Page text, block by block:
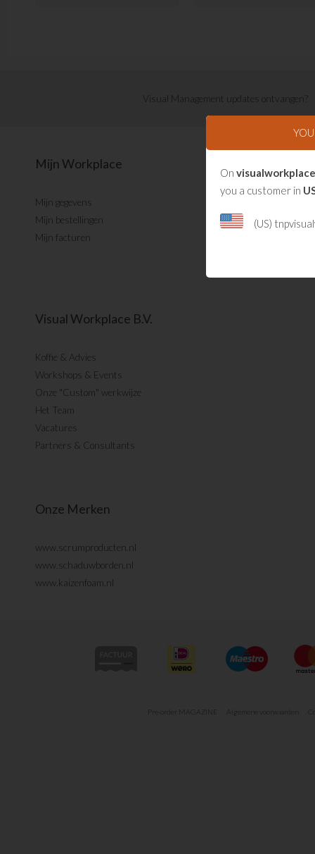
Visual Management updates ontvangen?
Mijn Workplace
Mijn gegevens
Mijn bestellingen
Mijn facturen
Visual Workplace B.V.
Koffie & Advies
Workshops & Events
Onze "Custom" werkwijze
Het Team
Vacatures
Partners & Consultants
Onze Merken
www.scrumproducten.nl
www.schaduwborden.nl
www.kaizenfoam.nl
Pre-order MAGAZINE Algemene voorwaarden
On
you a customer in
(US)